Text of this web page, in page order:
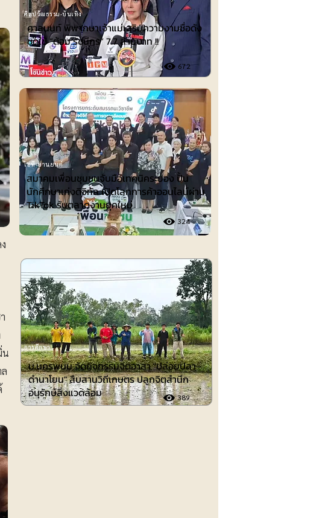
น
ศาลนนท์ พิพากษาเจ้าแม่เสริมความงามชื่อดัง
ชดใช้ ”ต้อม รัชนีกร“ 7.7 ล้านบาท !!
672
ศิลปวัฒธรรม-บันเทิง
ไอที-ยานยนต์
สมาคมเพื่อนชุมชนจับมือเทคนิคระยอง ปั้น
นักศึกษาเก่งดิจิทัล เปิดโลกการค้าออนไลน์ผ่าน
TikTok รับตลาดงานยุคใหม่
324
การศึกษา
ม.นครพนม จัดกิจกรรมจิตอาสา "ปล่อยปลา–
ดำนาโยน" สืบสานวิถีเกษตร ปลูกจิตสำนึก
อนุรักษ์สิ่งแวดล้อม
389